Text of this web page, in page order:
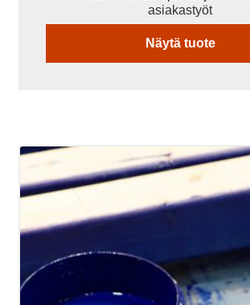
asiakastyöt
Näytä tuote